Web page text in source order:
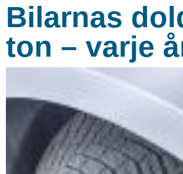
Bilarnas
ton – varje